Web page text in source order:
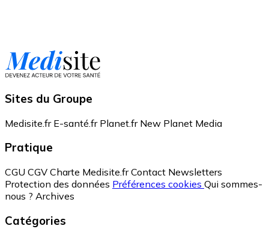
Sites du Groupe
Medisite.fr E-santé.fr Planet.fr New Planet Media
Pratique
CGU CGV Charte Medisite.fr Contact Newsletters
Protection des données Préférences cookies Qui sommes-
nous ? Archives
Catégories